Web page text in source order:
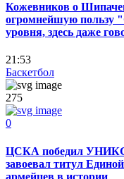
Кожевников о
огромнейшую пользу
уровня, здесь даже
21:53
Баскетбол
275
0
ЦСКА победил УНИКС
завоевал титул
армейцев в истории